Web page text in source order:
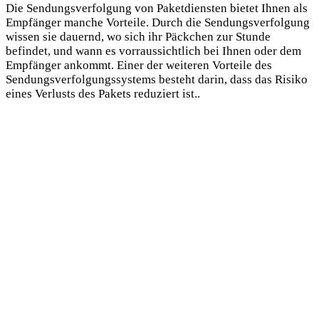
Die Sendungsverfolgung von Paketdiensten bietet Ihnen als
Empfänger manche Vorteile. Durch die Sendungsverfolgung
wissen sie dauernd, wo sich ihr Päckchen zur Stunde
befindet, und wann es vorraussichtlich bei Ihnen oder dem
Empfänger ankommt. Einer der weiteren Vorteile des
Sendungsverfolgungssystems besteht darin, dass das Risiko
eines Verlusts des Pakets reduziert ist..